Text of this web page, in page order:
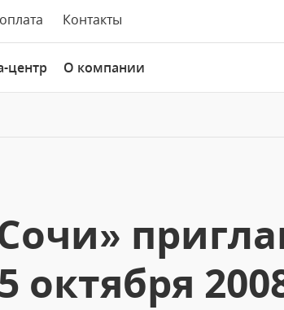
Контакты
центр О компании